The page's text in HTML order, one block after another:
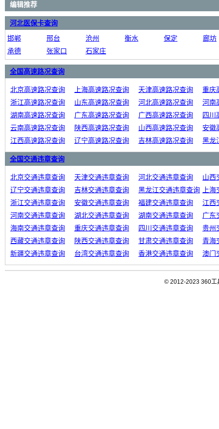
编辑推荐
河北医保卡查询
邯郸
邢台 沧州 衡水 保定
廊坊
承德
张家口 石家庄
全国高速路况查询
北京高速路况查询 上海高速路况查询 天津高速路况查询
重庆
浙江高速路况查询
山东高速路况查询 河北高速路况查询
河南
湖南高速路况查询
广东高速路况查询 广西高速路况查询
四川
云南高速路况查询
陕西高速路况查询 山西高速路况查询
安徽
江西高速路况查询
辽宁高速路况查询 吉林高速路况查询 黑龙
全国交通违章查询
北京交通违章查询 天津交通违章查询 河北交通违章查询
山西
辽宁交通违章查询
吉林交通违章查询 黑龙江交通违章查询
上
浙江交通违章查询
安徽交通违章查询 福建交通违章查询
江西
河南交通违章查询
湖北交通违章查询 湖南交通违章查询
广东
海南交通违章查询
重庆交通违章查询 四川交通违章查询
贵州
西藏交通违章查询
陕西交通违章查询 甘肃交通违章查询
青海
新疆交通违章查询
台湾交通违章查询 香港交通违章查询 澳门
© 2012-2023 360工